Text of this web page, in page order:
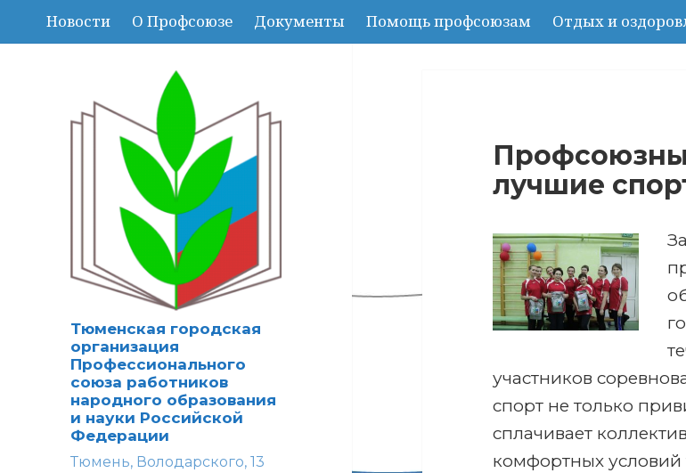
Новости О Профсоюзе Документы Помощь профсоюзам Отдых и
Тюменская городская
организация
Профессионального
союза работников
народного образования
и науки Российской
Федерации
Тюмень, Володарского, 13
лучшие
участников
спорт не только
сплачивает
комфортных условий